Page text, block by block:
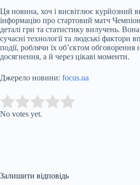
Ця новина, хоч і висвітлює курйозний
інформацію про стартовий матч
деталі гри та статистику вилучень.
сучасні технології та людські фактори
події, роблячи їх об’єктом
досягнення, а й через цікаві моменти.
Джерело новини: focus.ua
Rate this item:
No votes yet.
Залишити відповідь